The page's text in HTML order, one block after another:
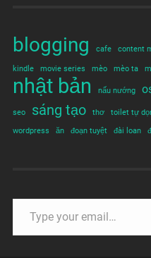
blogging cafe content
kindle movie series mèo mèo ta
nhật bản nấu nướng
seo sáng tạo thơ toilet tự
wordpress ăn đoạn tuyệt đài loan